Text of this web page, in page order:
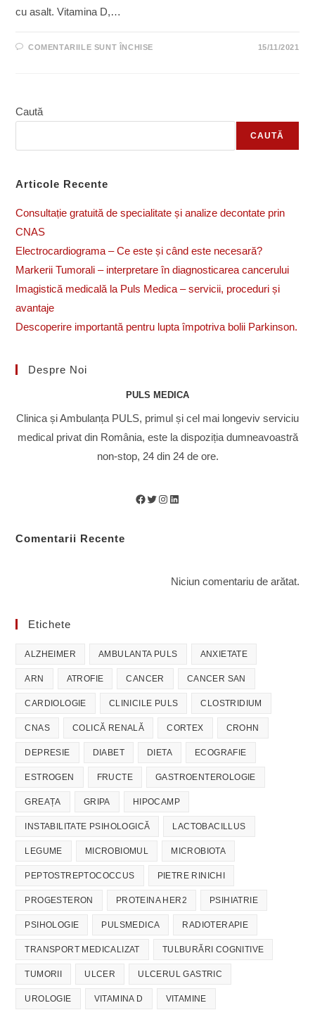
cu asalt. Vitamina D,…
COMENTARIILE SUNT ÎNCHISE
VIRUSULUI
15/11/2021
Caută
CAUTĂ
Articole Recente
Consultație gratuită de specialitate și analize decontate prin
CNAS
Electrocardiograma – Ce este și când este necesară?
Markerii Tumorali – interpretare în diagnosticarea cancerului
Imagistică medicală la Puls Medica – servicii, proceduri și
avantaje
Descoperire importantă pentru lupta împotriva bolii Parkinson.
Despre Noi
PULS MEDICA
Clinica și Ambulanța PULS, primul și cel mai longeviv serviciu
medical privat din România, este la dispoziția dumneavoastră
non-stop, 24 din 24 de ore.
Facebook
Twitter
Instagram
LinkedIn
Comentarii Recente
Niciun comentariu de arătat.
Etichete
ALZHEIMER AMBULANTA PULS ANXIETATE
ARN ATROFIE CANCER CANCER SAN
CARDIOLOGIE CLINICILE PULS CLOSTRIDIUM
CNAS COLICĂ RENALĂ CORTEX CROHN
DEPRESIE DIABET DIETA ECOGRAFIE
ESTROGEN FRUCTE GASTROENTEROLOGIE
GREAȚA GRIPA HIPOCAMP
INSTABILITATE PSIHOLOGICĂ LACTOBACILLUS
LEGUME MICROBIOMUL MICROBIOTA
PEPTOSTREPTOCOCCUS PIETRE RINICHI
PROGESTERON PROTEINA HER2 PSIHIATRIE
PSIHOLOGIE PULSMEDICA RADIOTERAPIE
TRANSPORT MEDICALIZAT TULBURĂRI COGNITIVE
TUMORII ULCER ULCERUL GASTRIC
UROLOGIE VITAMINA D VITAMINE